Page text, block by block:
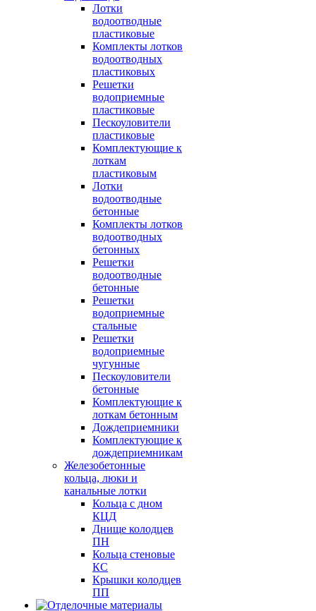
Лотки
водоотводные
пластиковые
Комплекты лотков
водоотводных
пластиковых
Решетки
водоприемные
пластиковые
Пескоуловители
пластиковые
Комплектующие к
лоткам
пластиковым
Лотки
водоотводные
бетонные
Комплекты лотков
водоотводных
бетонных
Решетки
водоотводные
бетонные
Решетки
водоприемные
стальные
Решетки
водоприемные
чугунные
Пескоуловители
бетонные
Комплектующие к
лоткам бетонным
Дождеприемники
Комплектующие к
дождеприемникам
Железобетонные
кольца, люки и
канальные лотки
Кольца с дном
КЦД
Днище колодцев
ПН
Кольца стеновые
КС
Крышки колодцев
ПП